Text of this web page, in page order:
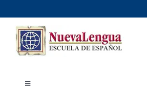
to
content
Toggle